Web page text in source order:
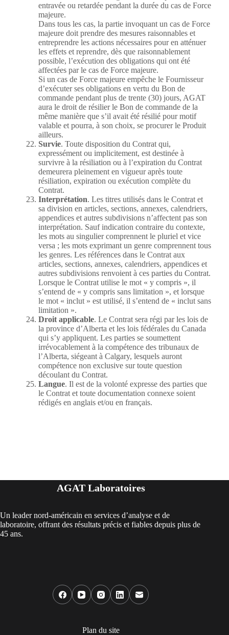
entravée ou retardée pendant la durée du cas de Force
majeure.
Dans tous les cas, la partie invoquant un cas de Force
majeure doit prendre des mesures raisonnables et
entreprendre les actions nécessaires pour en atténuer
les effets et reprendre, dès que raisonnablement
possible, l’exécution des obligations qui ont été
affectées par le cas de Force majeure.
Si un cas de Force majeure empêche le Fournisseur
d’exécuter ses obligations en vertu du Bon de
commande pendant plus de trente (30) jours, AGAT
aura le droit de résilier le Bon de commande de la
même manière que s’il avait été résilié pour motif
valable et pourra, à son choix, se procurer le Produit
ailleurs.
Survie. Toute disposition du Contrat qui,
expressément ou implicitement, est destinée à
survivre à la résiliation ou à l’expiration du Contrat
demeurera pleinement en vigueur après toute
résiliation, expiration ou exécution complète du
Contrat.
Interprétation. Les titres utilisés dans le Contrat et
sa division en articles, sections, annexes, calendriers,
appendices et autres subdivisions n’affectent pas son
interprétation. Sauf indication contraire du contexte,
les mots au singulier comprennent le pluriel et vice
versa ; les mots exprimant un genre comprennent tous
les genres. Les références dans le Contrat aux
articles, sections, annexes, calendriers, appendices et
autres subdivisions renvoient à ces parties du Contrat.
Lorsque le Contrat utilise le mot « y compris », il
s’entend de « y compris sans limitation », et lorsque
le mot « inclut » est utilisé, il s’entend de « inclut sans
limitation ».
Droit applicable. Le Contrat sera régi par les lois de
la province d’Alberta et les lois fédérales du Canada
qui s’y appliquent. Les parties se soumettent
irrévocablement à la compétence des tribunaux de
l’Alberta, siégeant à Calgary, lesquels auront
compétence non exclusive sur toute question
découlant du Contrat.
Langue. Il est de la volonté expresse des parties que
le Contrat et toute documentation connexe soient
rédigés en anglais et/ou en français.
AGAT Laboratoires
Un leader nord-américain en services d’analyse et de
laboratoire, offrant des résultats précis et fiables depuis plus de
45 ans.
Plan du site